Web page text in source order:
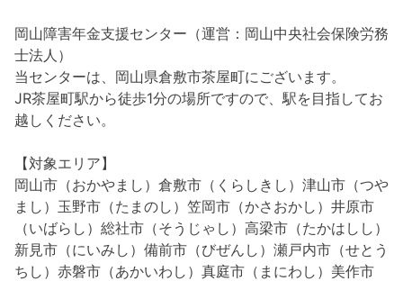
岡山障害年金支援センター（運営：岡山中央社会保険労務
士法人）
当センターは、岡山県倉敷市茶屋町にございます。
JR茶屋町駅から徒歩1分の場所ですので、駅を目指してお
越しください。
【対象エリア】
岡山市（おかやまし）倉敷市（くらしきし）津山市（つや
まし）玉野市（たまのし）笠岡市（かさおかし）井原市
（いばらし）総社市（そうじゃし）高梁市（たかはしし）
新見市（にいみし）備前市（びぜんし）瀬戸内市（せとう
ちし）赤磐市（あかいわし）真庭市（まにわし）美作市